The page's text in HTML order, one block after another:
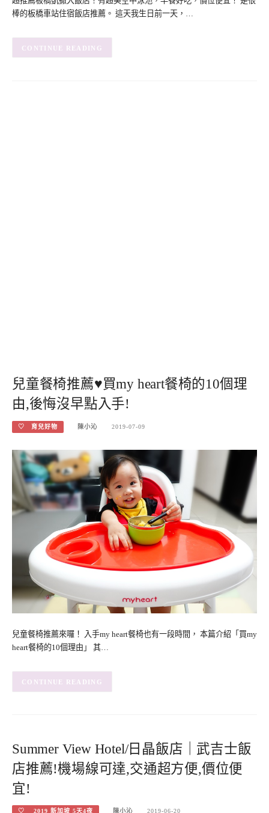
棒的板橋車站住宿飯店推薦。 這天我生日前一天，…
CONTINUE READING
兒童餐椅推薦♥買my heart餐椅的10個理
由,後悔沒早點入手!
♡ 育兒好物 陳小沁 2019-07-09
兒童餐椅推薦來囉！ 入手my heart餐椅也有一段時間， 本篇介紹「買my
heart餐椅的10個理由」 其…
CONTINUE READING
Summer View Hotel/日晶飯店｜武吉士飯
店推薦!機場線可達,交通超方便,價位便
宜!
♡ 2019 新加坡 5天4夜 陳小沁 2019-06-20